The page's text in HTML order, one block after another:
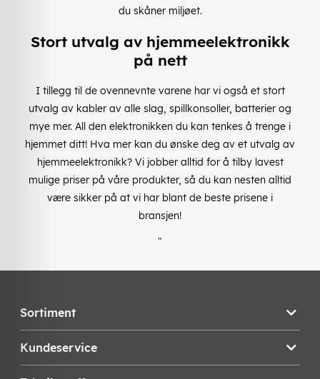
du skåner miljøet.
Stort utvalg av hjemmeelektronikk
på nett
I tillegg til de ovennevnte varene har vi også et stort
utvalg av kabler av alle slag, spillkonsoller, batterier og
mye mer. All den elektronikken du kan tenkes å trenge i
hjemmet ditt! Hva mer kan du ønske deg av et utvalg av
hjemmeelektronikk? Vi jobber alltid for å tilby lavest
mulige priser på våre produkter, så du kan nesten alltid
være sikker på at vi har blant de beste prisene i
bransjen!
"
Sortiment
Kundeservice